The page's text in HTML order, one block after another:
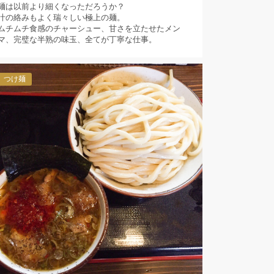
は以前より細くなっただろうか？
の絡みもよく瑞々しい極上の麺。
チムチ食感のチャーシュー、甘さを立たせたメン
、完璧な半熟の味玉、全てが丁寧な仕事。
つけ麺